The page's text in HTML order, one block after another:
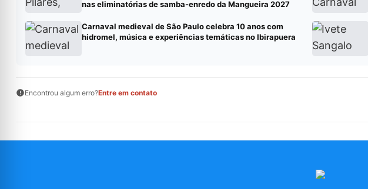
nas eliminatórias de samba-enredo da Mangueira 2027
Carnaval medieval de São Paulo celebra 10 anos com
hidromel, música e experiências temáticas no Ibirapuera
Encontrou algum erro?Entre em contato